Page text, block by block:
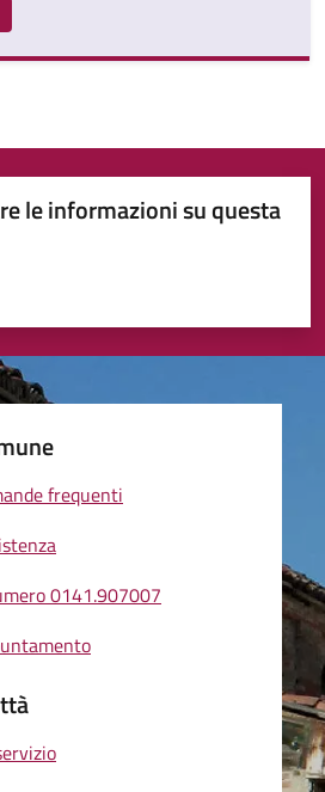
le informazioni su questa
stelle su 5
su 5
5
frequenti
0141.907007